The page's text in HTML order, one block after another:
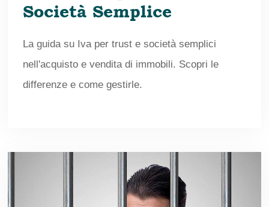
Società Semplice
La guida su Iva per trust e società semplici
nell'acquisto e vendita di immobili. Scopri le
differenze e come gestirle.